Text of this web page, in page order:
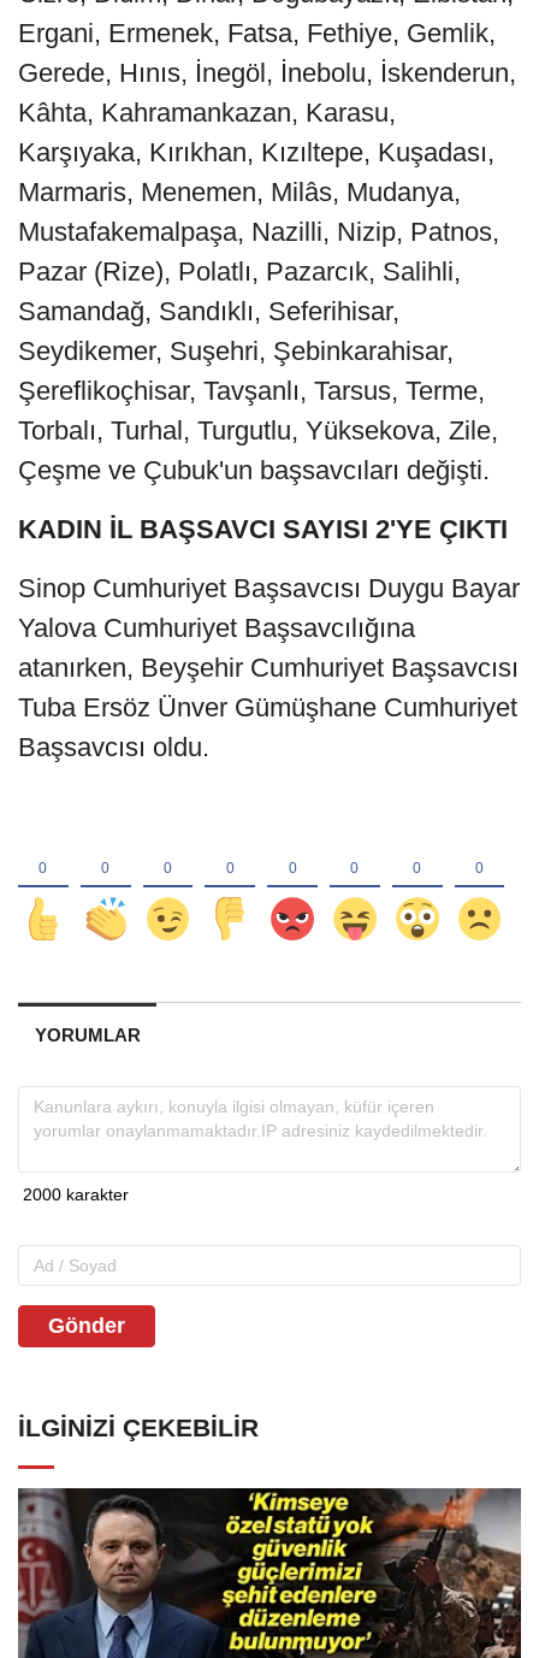
Ergani, Ermenek, Fatsa, Fethiye, Gemlik,
Gerede, Hınıs, İnegöl, İnebolu, İskenderun,
Kâhta, Kahramankazan, Karasu,
Karşıyaka, Kırıkhan, Kızıltepe, Kuşadası,
Marmaris, Menemen, Milâs, Mudanya,
Mustafakemalpaşa, Nazilli, Nizip, Patnos,
Pazar (Rize), Polatlı, Pazarcık, Salihli,
Samandağ, Sandıklı, Seferihisar,
Seydikemer, Suşehri, Şebinkarahisar,
Şereflikoçhisar, Tavşanlı, Tarsus, Terme,
Torbalı, Turhal, Turgutlu, Yüksekova, Zile,
Çeşme ve Çubuk'un başsavcıları değişti.
KADIN İL BAŞSAVCI SAYISI 2'YE ÇIKTI
Sinop Cumhuriyet Başsavcısı Duygu Bayar
Yalova Cumhuriyet Başsavcılığına
atanırken, Beyşehir Cumhuriyet Başsavcısı
Tuba Ersöz Ünver Gümüşhane Cumhuriyet
Başsavcısı oldu.
YORUMLAR
Gönder
İLGINIZI ÇEKEBILIR